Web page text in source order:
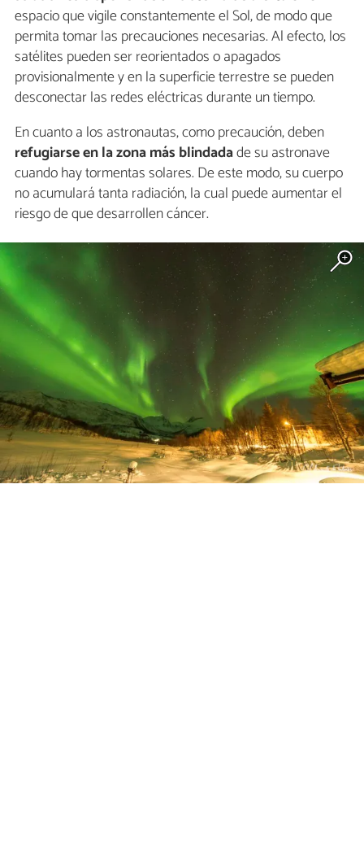
espacio que vigile constantemente el Sol, de modo que
permita tomar las precauciones necesarias. Al efecto, los
satélites pueden ser reorientados o apagados
provisionalmente y en la superficie terrestre se pueden
desconectar las redes eléctricas durante un tiempo.
En cuanto a los astronautas, como precaución, deben
refugiarse en la zona más blindadade su astronave
cuando hay tormentas solares. De este modo, su cuerpo
no acumulará tanta radiación, la cual puede aumentar el
riesgo de que desarrollen cáncer.